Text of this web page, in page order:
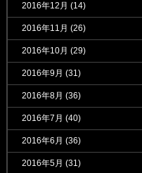
2016年12月 (14)
2016年11月 (26)
2016年10月 (29)
2016年9月 (31)
2016年8月 (36)
2016年7月 (40)
2016年6月 (36)
2016年5月 (31)